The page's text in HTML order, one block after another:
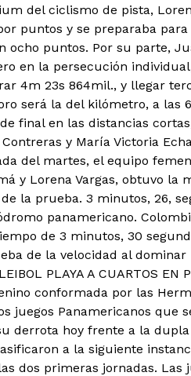
del ciclismo de pista,
puntos y se preparaba
ocho puntos. Por su parte,
en la persecución
4m 23s 864mil., y llegar
será la del kilómetro, a las
final en las distancias
y María Victoria
del martes, el equipo
y Lorena Vargas, obtuvo la
la prueba. 3 minutos, 26,
panamericano.
de 3 minutos, 30
de la velocidad al
PLAYA A CUARTOS EN
conformada por las
juegos Panamericanos que
derrota hoy frente a la
a la siguiente
dos primeras jornadas.